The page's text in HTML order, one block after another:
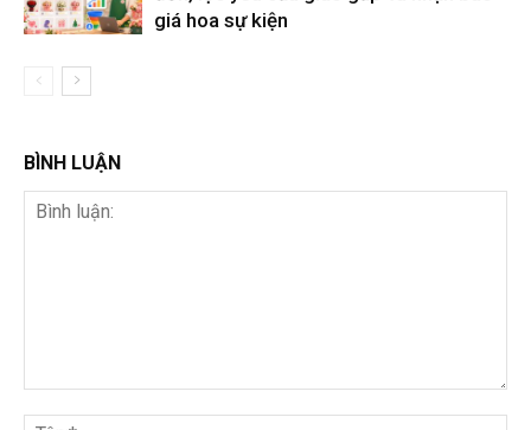
giá hoa sự kiện
BÌNH LUẬN